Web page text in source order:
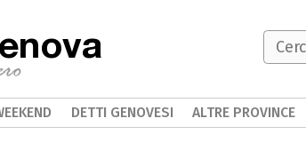
DETTI GENOVESI ALTRE PROVINCE